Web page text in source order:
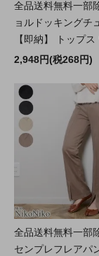
全品送料無料一部
ョルドッキングチ
【即納】 トップス
2,948円(税268円)
全品送料無料一部
センプレフレアパ